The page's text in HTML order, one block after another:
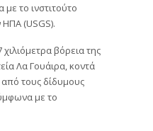
το ινστιτούτο
(USGS).
βόρεια της
Λα Γουάιρα, κοντά
τους δίδυμους
με το